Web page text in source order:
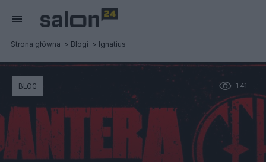
Strona główna Blogi Ignatius
141
BLOG